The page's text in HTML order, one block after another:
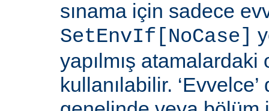
sınama için sadece
SetEnvIf[NoCase]
yapılmış
kullanılabilir.